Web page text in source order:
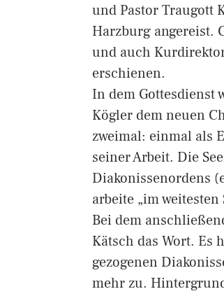
und Pastor Traugott
Harzburg angereist.
und auch
erschienen.
In dem Gottesdienst
Kögler dem neuen
zweimal: einmal als
seiner Arbeit. Die
Diakonissenordens
arbeite „im weitesten
Bei dem
Kätsch das Wort. Es
gezogenen
mehr zu.